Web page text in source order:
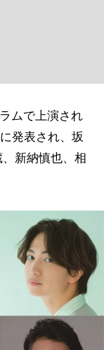
ムで上演され
発表され、坂
新納慎也、相